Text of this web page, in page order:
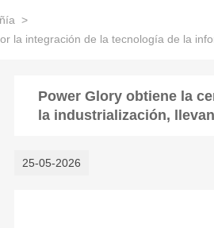
>
la integración de la tecnología de la
Power Glory obtiene la
la industrialización,
25-05-2026